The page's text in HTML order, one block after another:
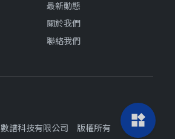
widgets
最新動態
關於我們
聯絡我們
數譜科技有限公司 版權所有